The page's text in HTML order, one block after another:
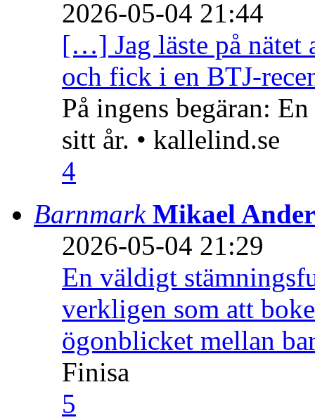
2026-05-04 21:44
[…] Jag läste på nätet
och fick i en BTJ-
På ingens begäran:
sitt år. • kallelind.se
4
Barnmark Mikael
2026-05-04 21:29
En väldigt
verkligen som att
ögonblicket mellan
Finisa
5